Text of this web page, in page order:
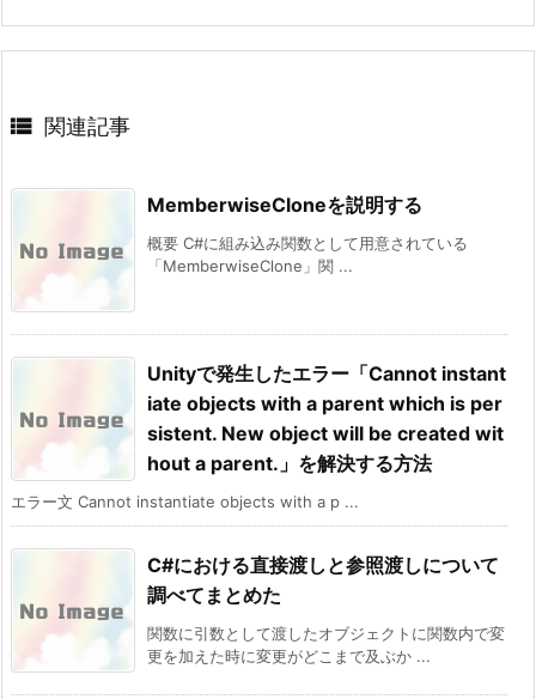
 関連記事
MemberwiseCloneを説明する
概要 C#に組み込み関数として用意されている
「MemberwiseClone」関 ...
Unityで発生したエラー「Cannot instant
iate objects with a parent which is per
sistent. New object will be created wit
hout a parent.」を解決する方法
エラー文 Cannot instantiate objects with a p ...
C#における直接渡しと参照渡しについて
調べてまとめた
関数に引数として渡したオブジェクトに関数内で変
更を加えた時に変更がどこまで及ぶか ...